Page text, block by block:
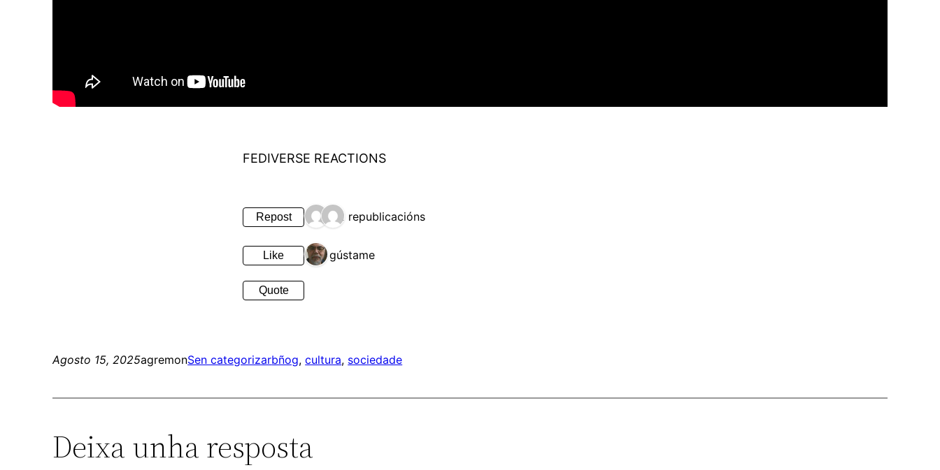
FEDIVERSE REACTIONS
Repost 2 republicacións
Like 1 gústame
Quote
Agosto 15, 2025agremonSen categorizarbñog, cultura, sociedade
Deixa unha resposta